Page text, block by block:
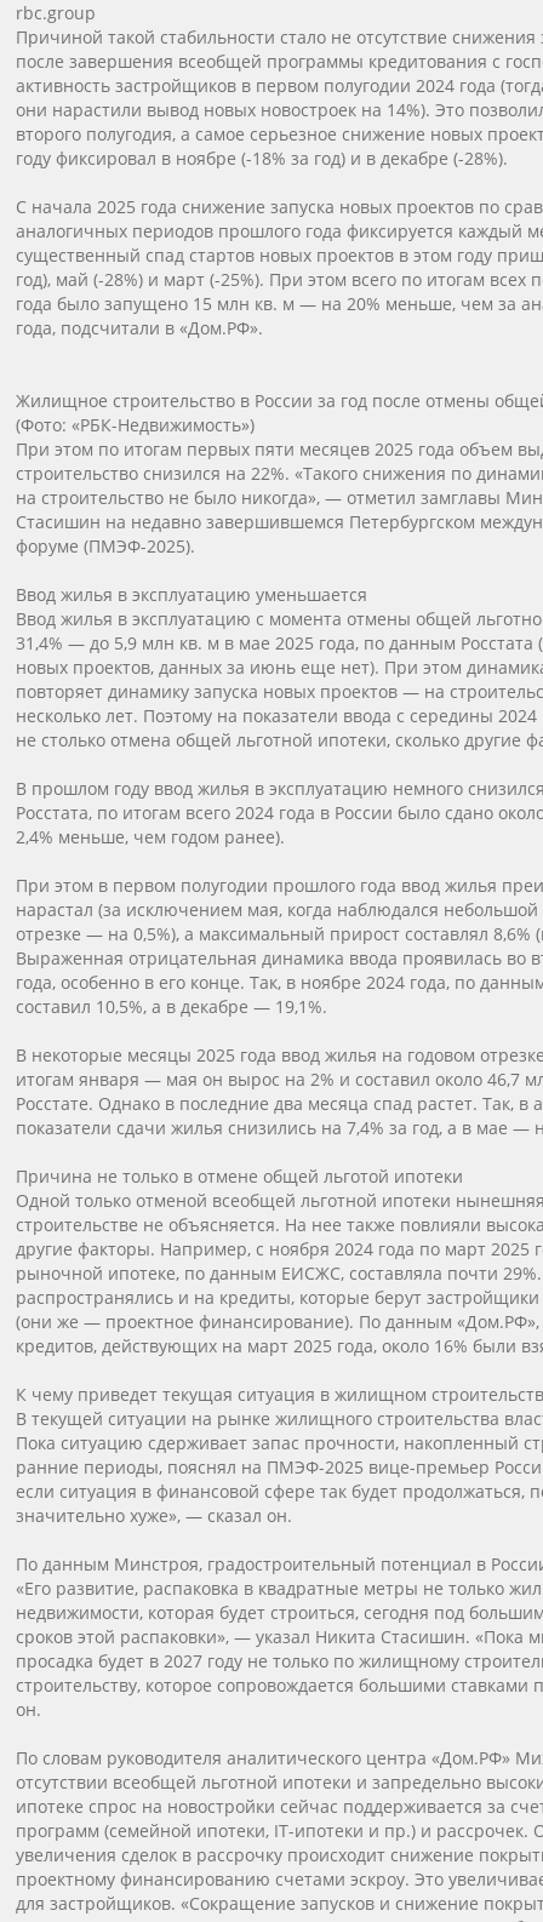
rbc.group
Причиной такой стабильности стало не отсутствие
после завершения всеобщей программы кредитования с
активность застройщиков в первом полугодии 2024 года
они нарастили вывод новых новостроек на 14%). Это
второго полугодия, а самое серьезное снижение новых
году фиксировал в ноябре (-18% за год) и в декабре (-28%).
С начала 2025 года снижение запуска новых проектов по
аналогичных периодов прошлого года фиксируется каждый
существенный спад стартов новых проектов в этом году
год), май (-28%) и март (-25%). При этом всего по итогам всех
года было запущено 15 млн кв. м — на 20% меньше, чем за
года, подсчитали в «Дом.РФ».
Жилищное строительство в России за год после отмены
(Фото: «РБК-Недвижимость»)
При этом по итогам первых пяти месяцев 2025 года объем
строительство снизился на 22%. «Такого снижения по
на строительство не было никогда», — отметил замглавы
Стасишин на недавно завершившемся Петербургском
форуме (ПМЭФ-2025).
Ввод жилья в эксплуатацию уменьшается
Ввод жилья в эксплуатацию с момента отмены общей
31,4% — до 5,9 млн кв. м в мае 2025 года, по данным Росстата
новых проектов, данных за июнь еще нет). При этом
повторяет динамику запуска новых проектов — на
несколько лет. Поэтому на показатели ввода с середины
не столько отмена общей льготной ипотеки, сколько другие
В прошлом году ввод жилья в эксплуатацию немного
Росстата, по итогам всего 2024 года в России было сдано
2,4% меньше, чем годом ранее).
При этом в первом полугодии прошлого года ввод жилья
нарастал (за исключением мая, когда наблюдался
отрезке — на 0,5%), а максимальный прирост составлял 8,6%
Выраженная отрицательная динамика ввода проявилась во
года, особенно в его конце. Так, в ноябре 2024 года, по
составил 10,5%, а в декабре — 19,1%.
В некоторые месяцы 2025 года ввод жилья на годовом
итогам января — мая он вырос на 2% и составил около 46,7
Росстате. Однако в последние два месяца спад растет. Так, в
показатели сдачи жилья снизились на 7,4% за год, а в мае —
Причина не только в отмене общей льготой ипотеки
Одной только отменой всеобщей льготной ипотеки
строительстве не объясняется. На нее также повлияли
другие факторы. Например, с ноября 2024 года по март 2025
рыночной ипотеке, по данным ЕИСЖС, составляла почти
распространялись и на кредиты, которые берут
(они же — проектное финансирование). По данным «Дом.РФ»,
кредитов, действующих на март 2025 года, около 16% были
К чему приведет текущая ситуация в жилищном
В текущей ситуации на рынке жилищного строительства
Пока ситуацию сдерживает запас прочности, накопленный
ранние периоды, пояснял на ПМЭФ-2025 вице-премьер
если ситуация в финансовой сфере так будет продолжаться,
значительно хуже», — сказал он.
По данным Минстроя, градостроительный потенциал в
«Его развитие, распаковка в квадратные метры не только
недвижимости, которая будет строиться, сегодня под
сроков этой распаковки», — указал Никита Стасишин. «Пока
просадка будет в 2027 году не только по жилищному
строительству, которое сопровождается большими
он.
По словам руководителя аналитического центра «Дом.РФ»
отсутствии всеобщей льготной ипотеки и запредельно
ипотеке спрос на новостройки сейчас поддерживается за
программ (семейной ипотеки, IТ-ипотеки и пр.) и рассрочек.
увеличения сделок в рассрочку происходит снижение
проектному финансированию счетами эскроу. Это
для застройщиков. «Сокращение запусков и снижение